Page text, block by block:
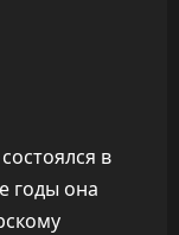
в
годы она